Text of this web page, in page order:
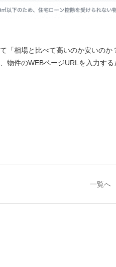
「相場と比べて高いのか安いの
物件のWEBページURLを入力す
一覧へ